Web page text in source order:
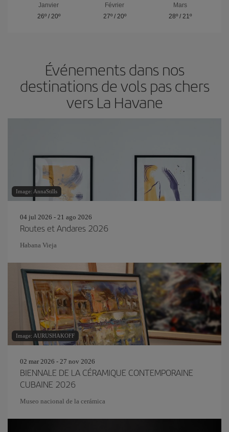
Janvier
26º/ 20º
Février
27º/ 20º
Mars
28º /21º
Événements dans nos
destinations de vols pas chers
vers La Havane
Image: AnnaStills
04 jul 2026 - 21 ago 2026
Routes et Andares 2026
Habana Vieja
Image: AURUSHAKOFF
02 mar 2026 - 27 nov 2026
BIENNALE DE LA CÉRAMIQUE CONTEMPORAINE
CUBAINE 2026
Museo nacional de la cerámica